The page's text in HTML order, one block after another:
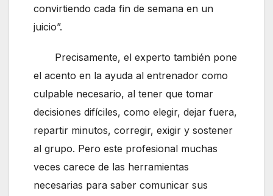
convirtiendo cada fin de semana en un
juicio”.
Precisamente, el experto también pone
el acento en la ayuda al entrenador como
culpable necesario, al tener que tomar
decisiones difíciles, como elegir, dejar fuera,
repartir minutos, corregir, exigir y sostener
al grupo. Pero este profesional muchas
veces carece de las herramientas
necesarias para saber comunicar sus